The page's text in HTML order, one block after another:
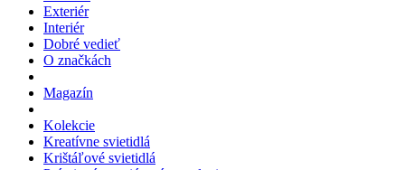
Exteriér
Interiér
Dobré vedieť
O značkách
Magazín
Kolekcie
Kreatívne svietidlá
Krištáľové svietidlá